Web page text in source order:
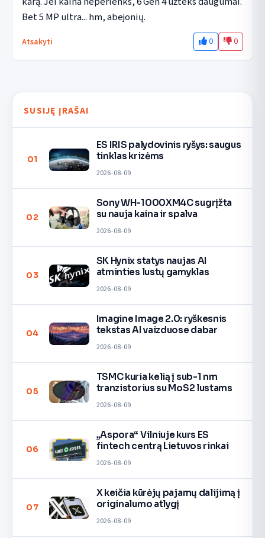
Bet 5 MP ultra... hm, abejonių.
Atsakyti 0 0
SUSIJĘ ĮRAŠAI
01
ES IRIS palydovinis ryšys: saugus
tinklas krizėms
2026-08-09
02
Sony WH-1000XM4C sugrįžta
su nauja kaina ir spalva
2026-08-09
03
SK Hynix statys naujas AI
atminties lustų gamyklas
2026-08-09
04
Imagine Image 2.0: ryškesnis
tekstas AI vaizduose dabar
2026-08-09
05
TSMC kuria kelią į sub-1 nm
tranzistorius su MoS2 lustams
2026-08-09
06
„Aspora“ Vilniuje kurs ES
fintech centrą Lietuvos rinkai
2026-08-09
07
X keičia kūrėjų pajamų dalijimą į
originalumo atlygį
2026-08-09